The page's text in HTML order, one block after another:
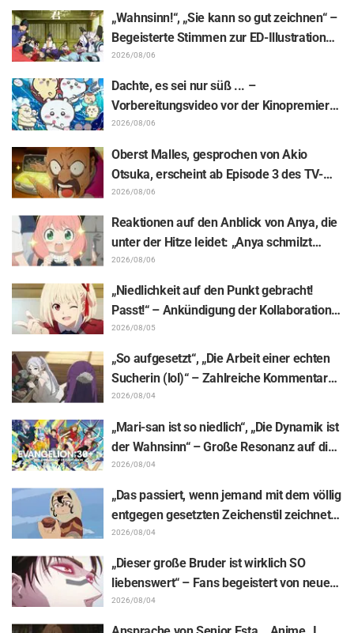
Tōyama vom Besuch der Dream Stage zu
„Star Detective Precure!“ mit: „Das sind ja
zwei Arcanas!“
„Wahnsinn!“, „Sie kann so gut zeichnen“ –
Begeisterte Stimmen zur ED-Illustration
von Asaki Yuikawa, der Sprecherin der
Hauptfigur aus „The Elusive Samurai“, für
Episode 13
2026/08/06
Dachte, es sei nur süß ... –
Vorbereitungsvideo vor der Kinopremiere
von „Chiikawa“ sorgt mit überraschender
Kluft für Erstaunen: „Härter als gedacht“,
„Es geht nur um Arbeit“
2026/08/06
Oberst Malles, gesprochen von Akio
Otsuka, erscheint ab Episode 3 des TV-
Animes „The Ghost in the Shell“! Cast-
Kommentar & Endcard enthüllt
2026/08/06
Reaktionen auf den Anblick von Anya, die
unter der Hitze leidet: „Anya schmilzt
dahin“ – „SPY x FAMILY“-
Ankündigungsillustration sorgt für
Aufsehen
2026/08/06
„Niedlichkeit auf den Punkt gebracht!
Passt!“ – Ankündigung der Kollaboration
zwischen „Lycoris Recoil“ und Kumamine
von „Shigoto Neko“ sorgt für zahlreiche
„Passt!“-Reaktionen
2026/08/05
„So aufgesetzt“, „Die Arbeit einer echten
Sucherin (lol)“ – Zahlreiche Kommentare
zu einer Frieren-Plüschfigur, die in einer
Ausstellungs-Mimik steckt: „Frieren –
Nach dem Ende der Reise“
2026/08/04
„Mari-san ist so niedlich“, „Die Dynamik ist
der Wahnsinn“ – Große Resonanz auf die
Enthüllung von Hidenori Matsubaras
wunderschöner Zeichnung der drei
Figuren aus „Neon Genesis Evangelion“ im
Plugsuit
2026/08/04
„Das passiert, wenn jemand mit dem völlig
entgegen gesetzten Zeichenstil zeichnet“
– Fans begeistert von der Unterstützungs-
Illustration des „Yowamushi Pedal“-
Schöpfers für „Jaadugar: A Witch in
Mongolia“
2026/08/04
„Dieser große Bruder ist wirklich SO
liebenswert“ – Fans begeistert von neuen
Illustrationen zur „JUJUTSU KAISEN“-
Ausstellung, auf denen Choso Yūji Itadori
2026/08/04